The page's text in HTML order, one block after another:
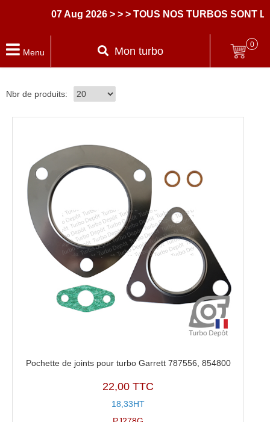
07 Aug 2026 > > > TOUS NOS TURBOS SONT
Menu Mon turbo
0
Nbr de produits:
Pochette de joints pour turbo Garrett 787556, 854800
22,00 TTC
18,33HT